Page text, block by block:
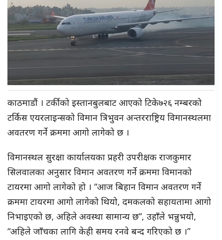
काठमाडौं । टर्कीको इस्तानबुलबाट आएको टिके७२६ नम्बरको
टर्किस एयरलाइन्सको विमान त्रिभुवन अन्तरराष्ट्रिय विमानस्थलमा
अवतरण गर्ने क्रममा आगो लागेको छ ।
विमानस्थल सुरक्षा कार्यालयका प्रहरी उपरीक्षक राजकुमार
सिलवालका अनुसार विमान अवतरण गर्ने क्रममा विमानको
टायरमा आगो लागेको हो । “आज बिहान विमान अवतरण गर्ने
क्रममा टायरमा आगो लागेको थियो, दमकलको सहायतामा आगो
निभाइएको छ, अहिले अवस्था सामान्य छ”, उहाँले भन्नुभयो,
“अहिले जाँचका लागि केही समय रनवे बन्द गरिएको छ ।”